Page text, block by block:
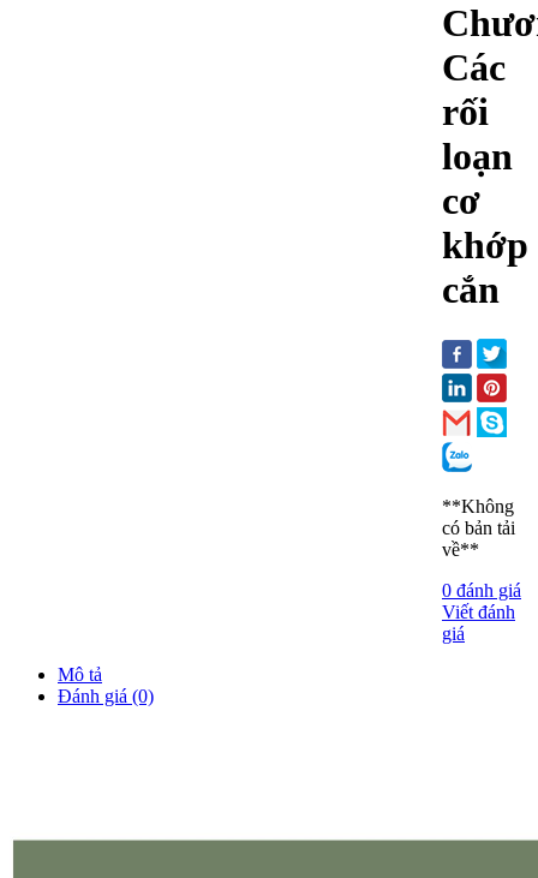
Các
rối
loạn
cơ
khớp
cắn
**Không
có bản tải
về**
0 đánh giá
Viết đánh
giá
Mô tả
Đánh giá (0)